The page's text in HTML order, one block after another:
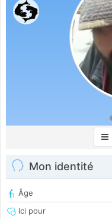
Mon identité
Âge
Ici pour